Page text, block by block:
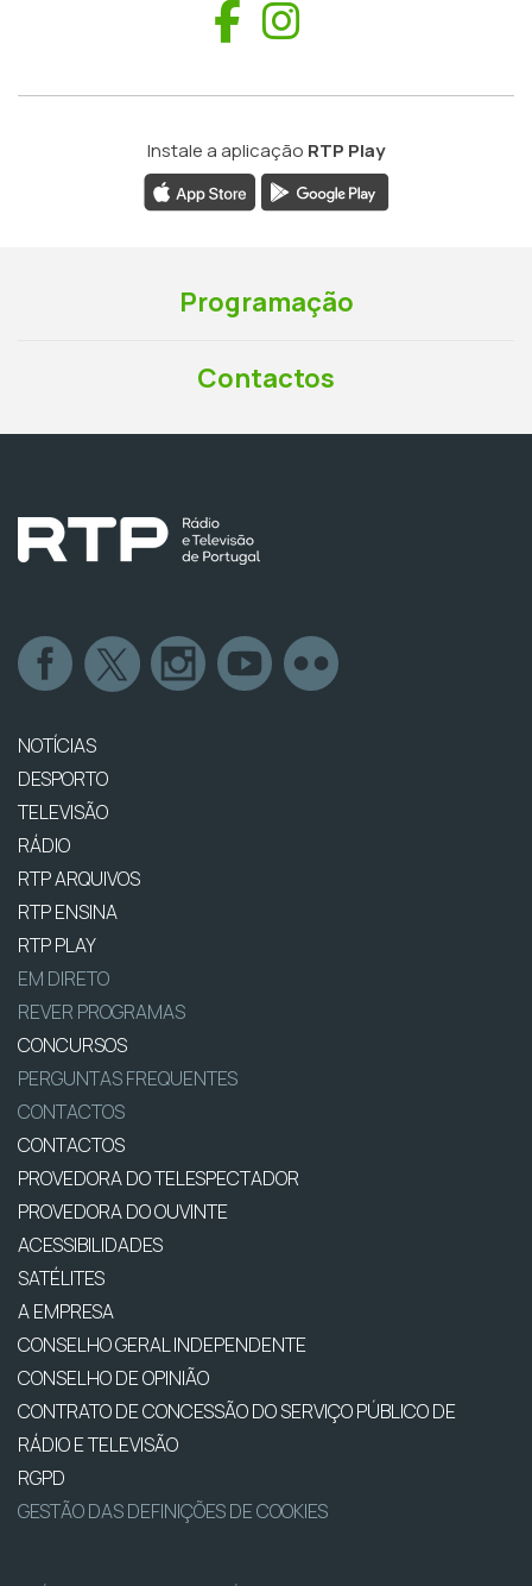
Facebook
Instale a aplicação RTP Play
Programação
Contactos
NOTÍCIAS
DESPORTO
TELEVISÃO
RÁDIO
RTP ARQUIVOS
RTP ENSINA
RTP PLAY
EM DIRETO
REVER PROGRAMAS
CONCURSOS
PERGUNTAS FREQUENTES
CONTACTOS
CONTACTOS
PROVEDORA DO TELESPECTADOR
PROVEDORA DO OUVINTE
ACESSIBILIDADES
SATÉLITES
A EMPRESA
CONSELHO GERAL INDEPENDENTE
CONSELHO DE OPINIÃO
CONTRATO DE CONCESSÃO DO SERVIÇO PÚBLICO DE
RÁDIO E TELEVISÃO
RGPD
GESTÃO DAS DEFINIÇÕES DE COOKIES